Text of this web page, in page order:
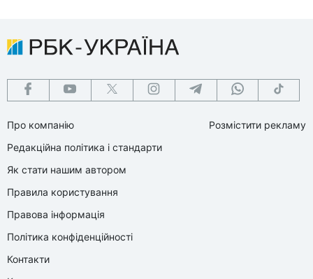
Про компанію
Редакційна політика і стандарти
Як стати нашим автором
Правила користування
Правова інформація
Політика конфіденційності
Контакти
Розмістити рекламу